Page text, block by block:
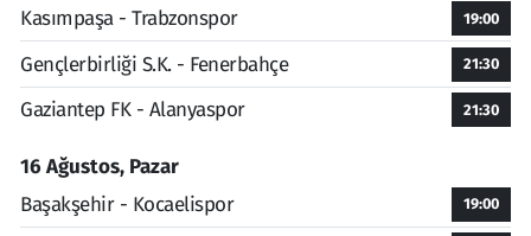
Kasımpaşa - Trabzonspor 19:00
Gençlerbirliği S.K. - Fenerbahçe 21:30
Gaziantep FK - Alanyaspor 21:30
16 Ağustos, Pazar
Başakşehir - Kocaelispor
19:00